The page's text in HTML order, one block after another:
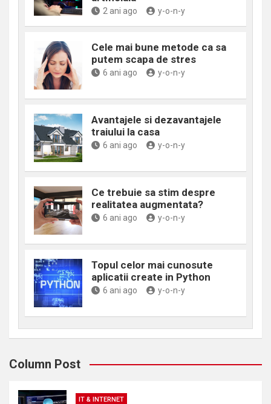
2 ani ago y-o-n-y
Cele mai bune metode ca sa
putem scapa de stres
6 ani ago y-o-n-y
Avantajele si dezavantajele
traiului la casa
6 ani ago y-o-n-y
Ce trebuie sa stim despre
realitatea augmentata?
6 ani ago y-o-n-y
Topul celor mai cunosute
aplicatii create in Python
6 ani ago y-o-n-y
Column Post
IT & INTERNET